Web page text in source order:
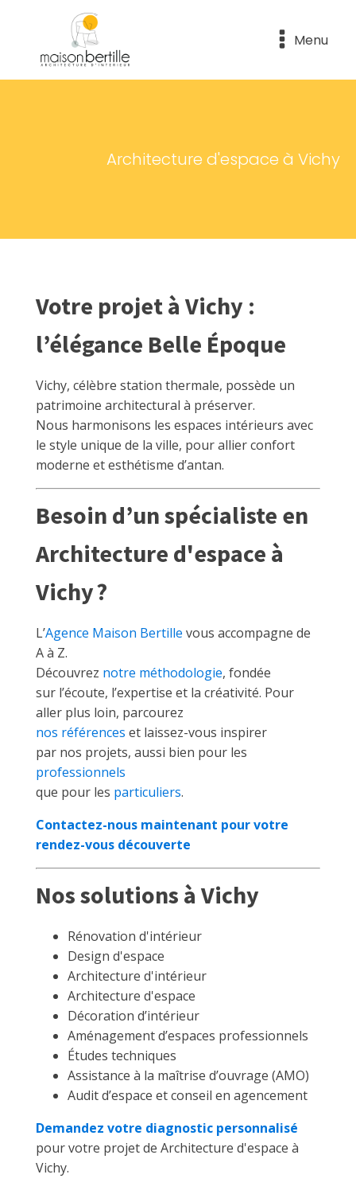
Menu
Architecture d'espace à Vichy
Votre projet à Vichy :
l’élégance Belle Époque
Vichy, célèbre station thermale, possède un
patrimoine architectural à préserver.
Nous harmonisons les espaces intérieurs avec
le style unique de la ville, pour allier confort
moderne et esthétisme d’antan.
Besoin d’un spécialiste en
Architecture d'espace à
Vichy ?
L’Agence Maison Bertille vous accompagne de
A à Z.
Découvrez notre méthodologie, fondée
sur l’écoute, l’expertise et la créativité. Pour
aller plus loin, parcourez
nos références et laissez-vous inspirer
par nos projets, aussi bien pour les
professionnels
que pour les particuliers.
Contactez-nous maintenant pour votre
rendez-vous découverte
Nos solutions à Vichy
Rénovation d'intérieur
Design d'espace
Architecture d'intérieur
Architecture d'espace
Décoration d’intérieur
Aménagement d’espaces professionnels
Études techniques
Assistance à la maîtrise d’ouvrage (AMO)
Audit d’espace et conseil en agencement
Demandez votre diagnostic personnalisé
pour votre projet de Architecture d'espace à
Vichy.